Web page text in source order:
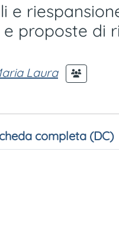
e
proposte di
Laura
completa (DC)